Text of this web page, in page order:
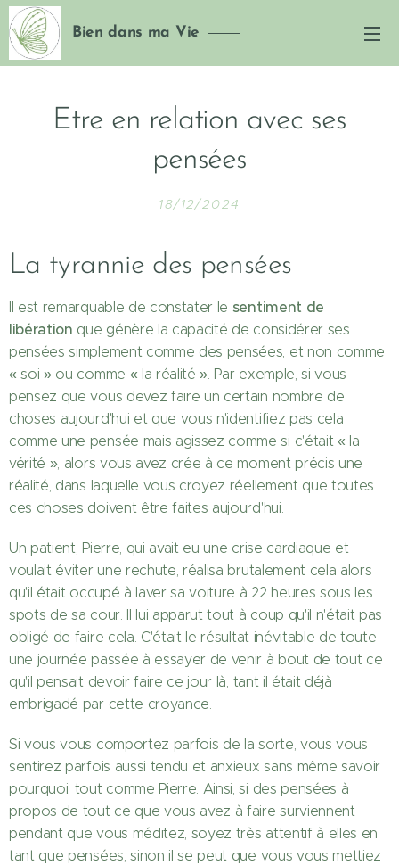
Bien dans ma Vie
Etre en relation avec ses
pensées
18/12/2024
La tyrannie des pensées
Il est remarquable de constater le sentiment de
libération que génère la capacité de considérer ses
pensées simplement comme des pensées, et non comme
« soi » ou comme « la réalité ». Par exemple, si vous
pensez que vous devez faire un certain nombre de
choses aujourd'hui et que vous n'identifiez pas cela
comme une pensée mais agissez comme si c'était « la
vérité », alors vous avez crée à ce moment précis une
réalité, dans laquelle vous croyez réellement que toutes
ces choses doivent être faites aujourd'hui.
Un patient, Pierre, qui avait eu une crise cardiaque et
voulait éviter une rechute, réalisa brutalement cela alors
qu'il était occupé à laver sa voiture à 22 heures sous les
spots de sa cour. Il lui apparut tout à coup qu'il n'était pas
obligé de faire cela. C'était le résultat inévitable de toute
une journée passée à essayer de venir à bout de tout ce
qu'il pensait devoir faire ce jour là, tant il était déjà
embrigadé par cette croyance.
Si vous vous comportez parfois de la sorte, vous vous
sentirez parfois aussi tendu et anxieux sans même savoir
pourquoi, tout comme Pierre. Ainsi, si des pensées à
propos de tout ce que vous avez à faire surviennent
pendant que vous méditez, soyez très attentif à elles en
tant que pensées, sinon il se peut que vous vous mettiez